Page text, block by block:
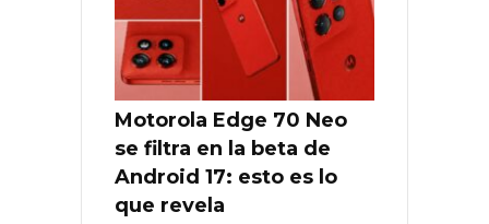
Motorola Edge 70 Neo
se filtra en la beta de
Android 17: esto es lo
que revela